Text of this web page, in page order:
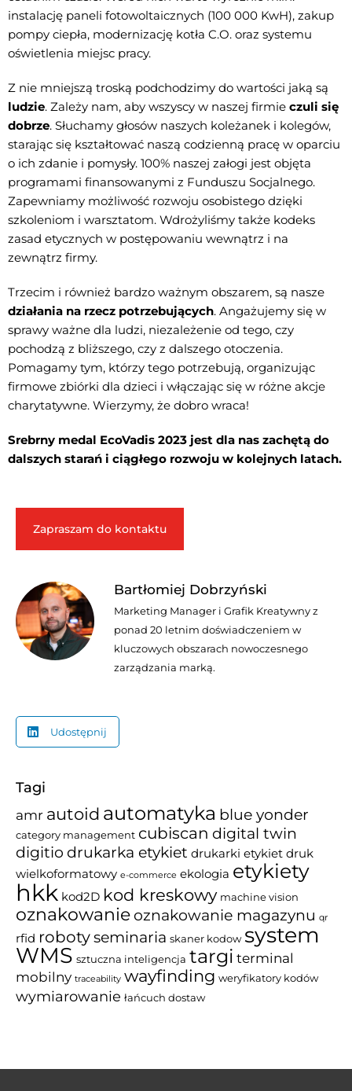
instalację paneli fotowoltaicznych (100 000 KwH), zakup
pompy ciepła, modernizację kotła C.O. oraz systemu
oświetlenia miejsc pracy.
Z nie mniejszą troską podchodzimy do wartości jaką są
ludzie. Zależy nam, aby wszyscy w naszej firmie czuli się
dobrze. Słuchamy głosów naszych koleżanek i kolegów,
starając się kształtować naszą codzienną pracę w oparciu
o ich zdanie i pomysły. 100% naszej załogi jest objęta
programami finansowanymi z Funduszu Socjalnego.
Zapewniamy możliwość rozwoju osobistego dzięki
szkoleniom i warsztatom. Wdrożyliśmy także kodeks
zasad etycznych w postępowaniu wewnątrz i na
zewnątrz firmy.
Trzecim i również bardzo ważnym obszarem, są nasze
działania na rzecz potrzebujących. Angażujemy się w
sprawy ważne dla ludzi, niezależenie od tego, czy
pochodzą z bliższego, czy z dalszego otoczenia.
Pomagamy tym, którzy tego potrzebują, organizując
firmowe zbiórki dla dzieci i włączając się w różne akcje
charytatywne. Wierzymy, że dobro wraca!
Srebrny medal EcoVadis 2023 jest dla nas zachętą do
dalszych starań i ciągłego rozwoju w kolejnych latach.
Zapraszam do kontaktu
Bartłomiej Dobrzyński
Marketing Manager i Grafik Kreatywny z
ponad 20 letnim doświadczeniem w
kluczowych obszarach nowoczesnego
zarządzania marką.
Udostępnij
Tagi
amr autoid automatyka blue yonder
category management cubiscan digital twin
digitio drukarka etykiet drukarki etykiet druk
wielkoformatowy e-commerce ekologia etykiety
hkk kod2D kod kreskowy machine vision
oznakowanie oznakowanie magazynu qr
rfid robotyseminaria skaner kodow system
WMS sztuczna inteligencja targi terminal
mobilny traceability wayfinding weryfikatory kodów
wymiarowanie łańcuch dostaw